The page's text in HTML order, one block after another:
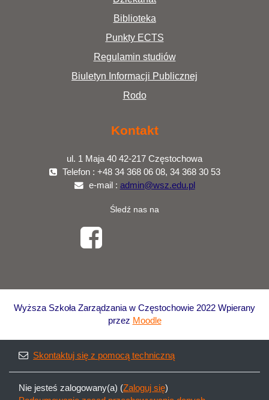
Biblioteka
Punkty ECTS
Regulamin studiów
Biuletyn Informacji Publicznej
Rodo
Kontakt
ul. 1 Maja 40 42-217 Częstochowa
Telefon : +48 34 368 06 08, 34 368 30 53
e-mail : admin@wsz.edu.pl
Śledź nas na
Wyższa Szkoła Zarządzania w Częstochowie 2022 Wpierany
przez Moodle
Skontaktuj się z pomocą techniczną
Nie jesteś zalogowany(a) (Zaloguj się)